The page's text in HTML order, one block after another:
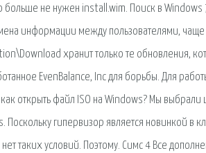
больше не нужен install.wim. Поиск в Windows
информации между пользователями, чаще
хранит только те обновления,
EvenBalance, Inc для борьбы. Для
открыть файл ISO на Windows? Мы
Поскольку гипервизор является новинкой в
таких условий. Поэтому. Симс 4 Все